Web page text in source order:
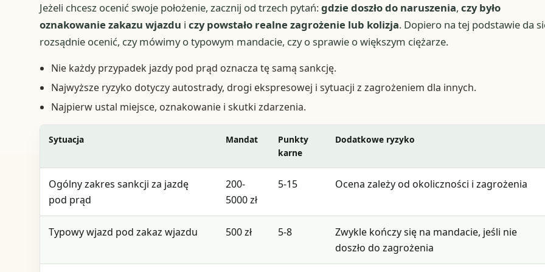
Jeżeli chcesz ocenić swoje położenie, zacznij od trzech pytań:gdzie doszło do naruszenia, czy było
oznakowanie zakazu wjazdu i czy powstało realne zagrożenie lub kolizja. Dopiero na tej podstawie da
rozsądnie ocenić, czy mówimy o typowym mandacie, czy o sprawie o większym ciężarze.
Nie każdy przypadek jazdy pod prąd oznacza tę samą sankcję.
Najwyższe ryzyko dotyczy autostrady, drogi ekspresowej i sytuacji z zagrożeniem dla innych.
Najpierw ustal miejsce, oznakowanie i skutki zdarzenia.
Sytuacja Mandat
Punkty
karne
Dodatkowe ryzyko
Ogólny zakres sankcji za jazdę
pod prąd
200-
5000 zł
5-15 Ocena zależy od okoliczności i zagrożenia
Typowy wjazd pod zakaz wjazdu 500 zł 5-8
Zwykle kończy się na mandacie, jeśli nie
doszło do zagrożenia